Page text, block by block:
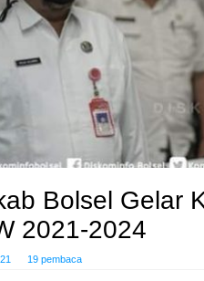
Bolsel Gelar
2021-2024
19 pembaca